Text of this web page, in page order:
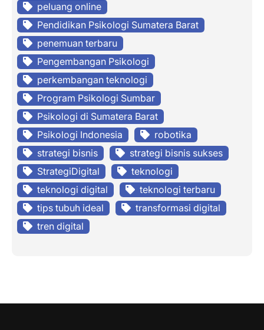
peluang online
Pendidikan Psikologi Sumatera Barat
penemuan terbaru
Pengembangan Psikologi
perkembangan teknologi
Program Psikologi Sumbar
Psikologi di Sumatera Barat
Psikologi Indonesia
robotika
strategi bisnis
strategi bisnis sukses
StrategiDigital
teknologi
teknologi digital
teknologi terbaru
tips tubuh ideal
transformasi digital
tren digital